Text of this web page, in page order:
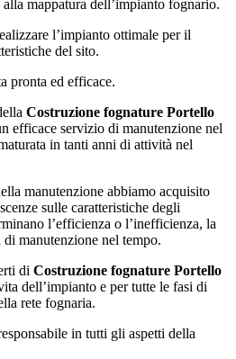
mappatura dell’impianto fognario.
l’impianto ottimale per il
del sito.
pronta ed efficace.
Costruzione fognature Portello
efficace servizio di manutenzione nel
in tanti anni di attività nel
manutenzione abbiamo acquisito
sulle caratteristiche degli
l’efficienza o l’inefficienza, la
manutenzione nel tempo.
di Costruzione fognature Portello
dell’impianto e per tutte le fasi di
rete fognaria.
in tutti gli aspetti della